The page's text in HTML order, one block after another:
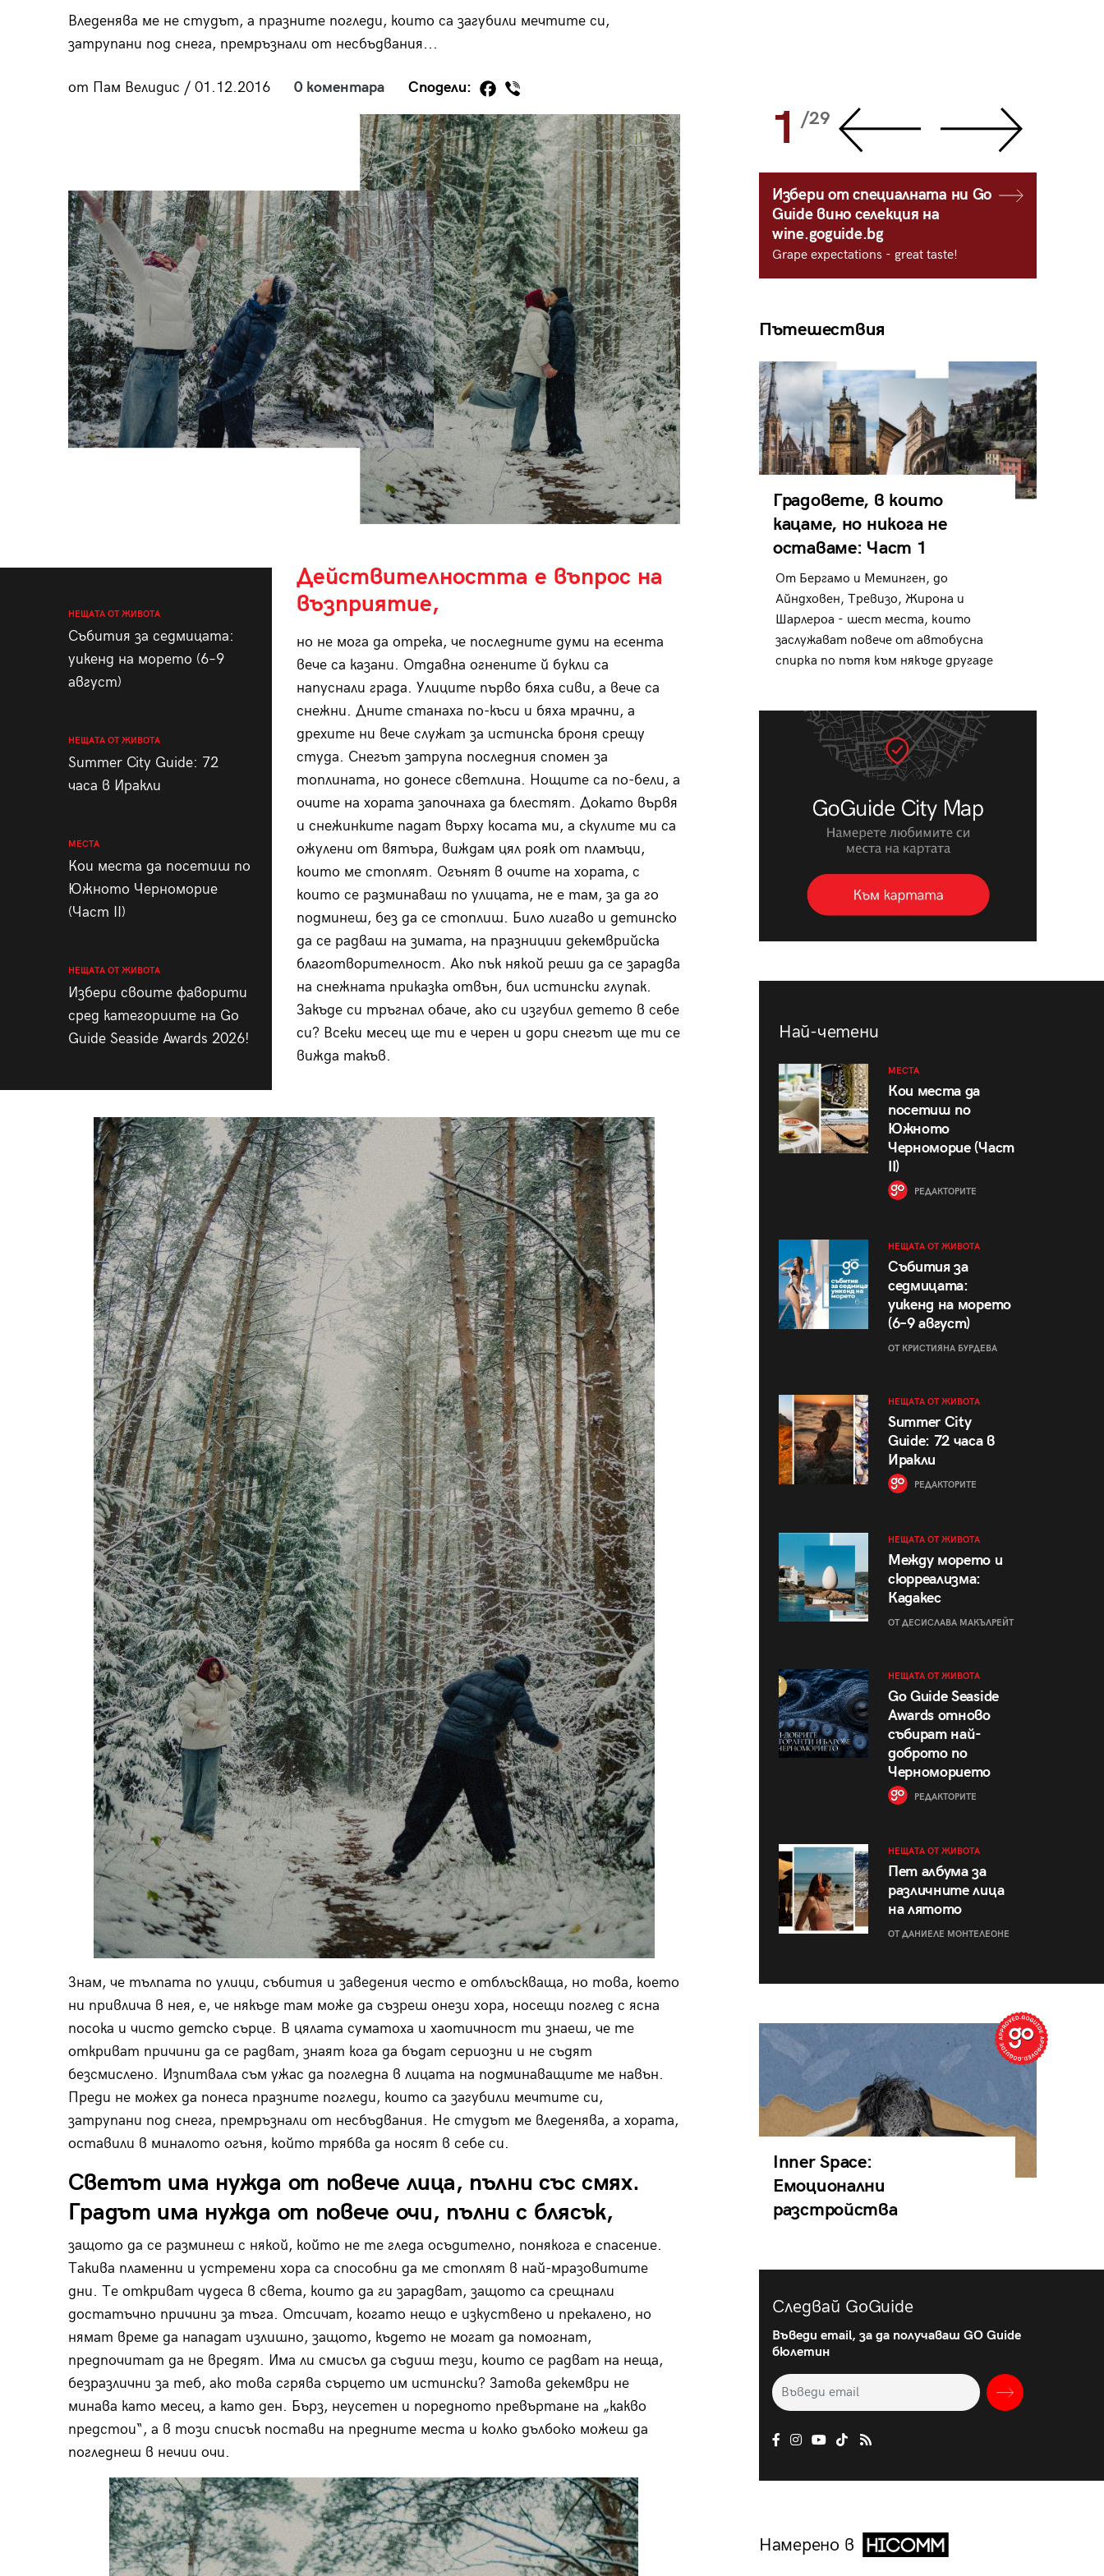
Вледенява ме не студът, а празните погледи, които са загубили мечтите си,
затрупани под снега, премръзнали от несбъдвания...
от Пам Велидис / 01.12.2016 0 коментара Сподели:
НЕЩАТА ОТ ЖИВОТА
Събития за седмицата:
уикенд на морето (6–9
август)
НЕЩАТА ОТ ЖИВОТА
Summer City Guide: 72
часа в Иракли
МЕСТА
Кои места да посетиш по
Южното Черноморие
(Част II)
НЕЩАТА ОТ ЖИВОТА
Избери своите фаворити
сред категориите на Go
Guide Seaside Awards 2026!
Действителността е въпрос на
възприятие,
но не мога да отрека, че последните думи на есента
вече са казани. Отдавна огнените й букли са
напуснали града. Улиците първо бяха сиви, а вече са
снежни. Дните станаха по-къси и бяха мрачни, а
дрехите ни вече служат за истинска броня срещу
студа. Снегът затрупа последния спомен за
топлината, но донесе светлина. Нощите са по-бели, а
очите на хората започнаха да блестят. Докато вървя
и снежинките падат върху косата ми, а скулите ми са
ожулени от вятъра, виждам цял рояк от пламъци,
които ме стоплят. Огънят в очите на хората, с
които се разминаваш по улицата, не е там, за да го
подминеш, без да се стоплиш. Било лигаво и детинско
да се радваш на зимата, на празниции декемврийска
благотворителност. Ако пък някой реши да се зарадва
на снежната приказка отвън, бил истински глупак.
Закъде си тръгнал обаче, ако си изгубил детето в себе
си? Всеки месец ще ти е черен и дори снегът ще ти се
вижда такъв.
Знам, че тълпата по улици, събития и заведения често е отблъскваща, но това, което
ни привлича в нея, е, че някъде там може да съзреш онези хора, носещи поглед с ясна
посока и чисто детско сърце. В цялата суматоха и хаотичност ти знаеш, че те
откриват причини да се радват, знаят кога да бъдат сериозни и не съдят
безсмислено. Изпитвала съм ужас да погледна в лицата на подминаващите ме навън.
Преди не можех да понеса празните погледи, които са загубили мечтите си,
затрупани под снега, премръзнали от несбъдвания. Не студът ме вледенява, а хората,
оставили в миналото огъня, който трябва да носят в себе си.
Светът има нужда от повече лица, пълни със смях.
Градът има нужда от повече очи, пълни с блясък,
защото да се разминеш с някой, който не те гледа осъдително, понякога е спасение.
Такива пламенни и устремени хора са способни да ме стоплят в най-мразовитите
дни. Те откриват чудеса в света, които да ги зарадват, защото са срещнали
достатъчно причини за тъга. Отсичат, когато нещо е изкуствено и прекалено, но
нямат време да нападат излишно, защото, където не могат да помогнат,
предпочитат да не вредят. Има ли смисъл да съдиш тези, които се радват на неща,
безразлични за теб, ако това сгрява сърцето им истински? Затова декември не
минава като месец, а като ден. Бърз, неусетен и поредното превъртане на „какво
предстои“, а в този списък постави на предните места и колко дълбоко можеш да
погледнеш в нечии очи.
29/29 1 /29
Избери от специалната ни Go
Guide вино селекция на
wine.goguide.bg
Grape expectations - great taste!
Пътешествия
Градовете, в които
кацаме, но никога не
оставаме: Част 1
От Бергамо и Меминген, до
Айндховен, Тревизо, Жирона и
Шарлероа - шест места, които
заслужават повече от автобусна
спирка по пътя към някъде другаде
Най-четени
МЕСТА
Кои места да
посетиш по
Южното
Черноморие (Част
II)
РЕДАКТОРИТЕ
НЕЩАТА ОТ ЖИВОТА
Събития за
седмицата:
уикенд на морето
(6–9 август)
ОТ КРИСТИЯНА БУРДЕВА
НЕЩАТА ОТ ЖИВОТА
Summer City
Guide: 72 часа в
Иракли
РЕДАКТОРИТЕ
НЕЩАТА ОТ ЖИВОТА
Между морето и
сюрреализма:
Кадакес
ОТ ДЕСИСЛАВА МАКЪЛРЕЙТ
НЕЩАТА ОТ ЖИВОТА
Go Guide Seaside
Awards отново
събират най-
доброто по
Черноморието
РЕДАКТОРИТЕ
НЕЩАТА ОТ ЖИВОТА
Пет албума за
различните лица
на лятото
ОТ ДАНИЕЛЕ МОНТЕЛЕОНЕ
Inner Space:
Емоционални
разстройства
Следвай GoGuide
Въведи email, за да получаваш GO Guide
бюлетин
Намерено в